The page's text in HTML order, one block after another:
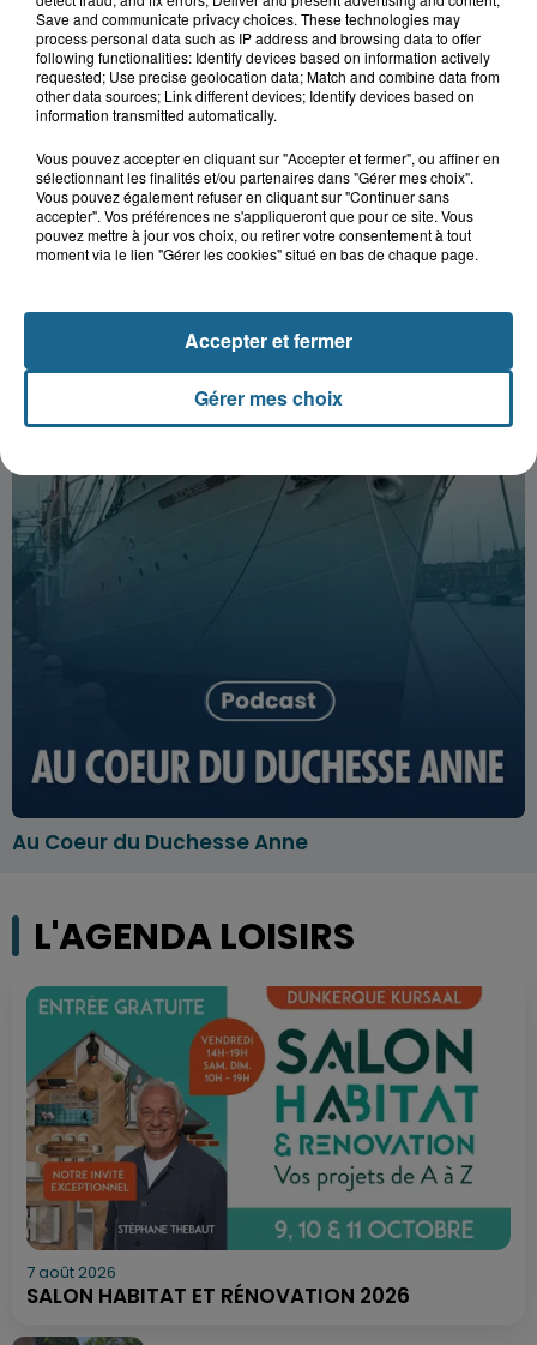
Delettes
NOS AUTRES PODCASTS
Au Coeur du Duchesse Anne
L'AGENDA LOISIRS
7 août 2026
SALON HABITAT ET RÉNOVATION 2026
Save and communicate privacy choices. These technologies may
process personal data such as IP address and browsing data to offer
following functionalities: Identify devices based on information actively
requested; Use precise geolocation data; Match and combine data from
other data sources; Link different devices; Identify devices based on
information transmitted automatically.
Vous pouvez accepter en cliquant sur "Accepter et fermer", ou affiner en
sélectionnant les finalités et/ou partenaires dans "Gérer mes choix".
Vous pouvez également refuser en cliquant sur "Continuer sans
accepter". Vos préférences ne s'appliqueront que pour ce site. Vous
pouvez mettre à jour vos choix, ou retirer votre consentement à tout
moment via le lien "Gérer les cookies" situé en bas de chaque page.
Gérer mes choix
Accepter et fermer